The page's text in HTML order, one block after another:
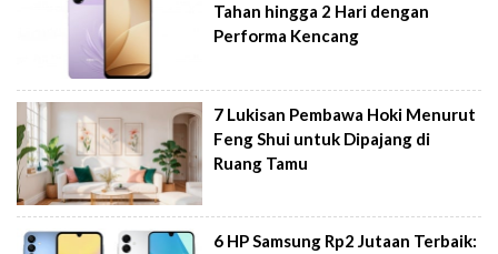
Tahan hingga 2 Hari dengan
Performa Kencang
7 Lukisan Pembawa Hoki Menurut
Feng Shui untuk Dipajang di
Ruang Tamu
6 HP Samsung Rp2 Jutaan Terbaik: